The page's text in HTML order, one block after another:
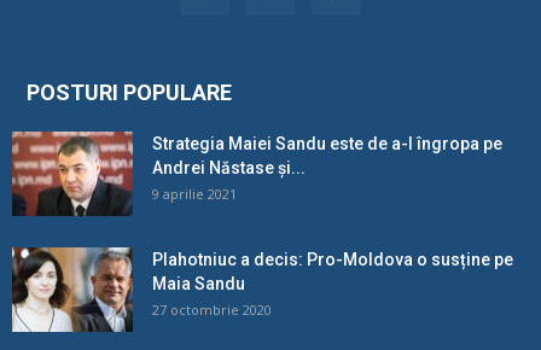
POSTURI POPULARE
Strategia Maiei Sandu este de a-l îngropa pe
Andrei Năstase și...
9 aprilie 2021
Plahotniuc a decis: Pro-Moldova o susține pe
Maia Sandu
27 octombrie 2020